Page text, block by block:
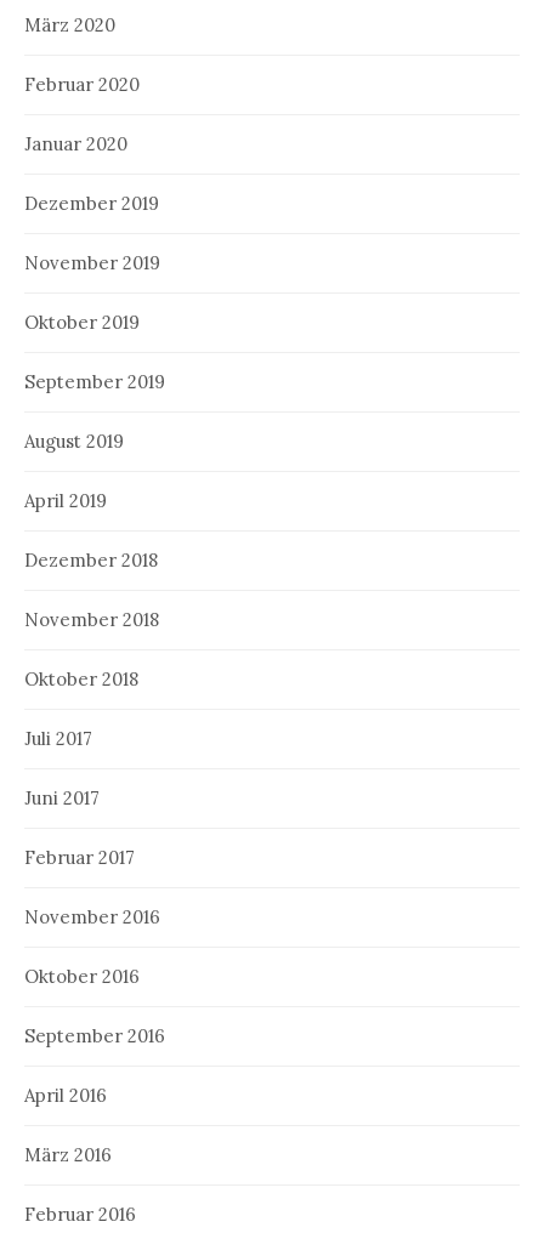
März 2020
Februar 2020
Januar 2020
Dezember 2019
November 2019
Oktober 2019
September 2019
August 2019
April 2019
Dezember 2018
November 2018
Oktober 2018
Juli 2017
Juni 2017
Februar 2017
November 2016
Oktober 2016
September 2016
April 2016
März 2016
Februar 2016